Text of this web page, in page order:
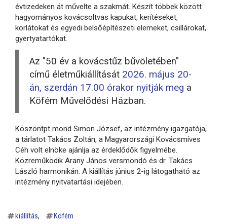
évtizedeken át művelte a szakmát. Készít többek között
hagyományos kovácsoltvas kapukat, kerítéseket,
korlátokat és egyedi belsőépítészeti elemeket, csillárokat,
gyertyatartókat.
Az "50 év a kovácstűz bűvöletében"
című életműkiállítását 2026. május 20-
án, szerdán 17.00 órakor nyitják meg a
Köfém Művelődési Házban.
Köszöntpt mond Simon József, az intézmény igazgatója,
a tárlatot Takács Zoltán, a Magyarországi Kovácsmíves
Céh volt elnöke ajánlja az érdeklődők figyelmébe.
Közreműködik Arany János versmondó és dr. Takács
László harmonikán. A kiállítás június 2-ig látogatható az
intézmény nyitvatartási idejében.
kiállítás Köfém